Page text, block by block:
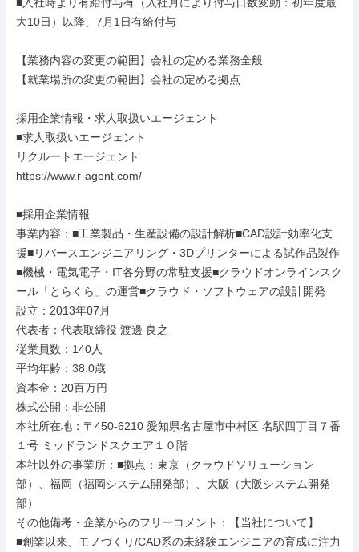
大10日）以降、7月1日有給付与
【業務内容の変更の範囲】会社の定める業務全般
【就業場所の変更の範囲】会社の定める拠点
採用企業情報・求人取扱いエージェント
■求人取扱いエージェント
リクルートエージェント
https://www.r-agent.com/
■採用企業情報
事業内容：■工業製品・生産設備の設計解析■CAD設計効率化支
援■リバースエンジニアリング・3Dプリンターによる試作品製作
■機械・電気電子・IT各分野の常駐支援■クラウドオンラインスク
ール「とらくら」の運営■クラウド・ソフトウェアの設計開発
設立：2013年07月
代表者：代表取締役 渡邊 良之
従業員数：140人
平均年齢：38.0歳
資本金：20百万円
株式公開：非公開
本社所在地：〒450-6210 愛知県名古屋市中村区 名駅四丁目７番
１号 ミッドランドスクエア１０階
本社以外の事業所：■拠点：東京（クラウドソリューション
部）、福岡（福岡システム開発部）、大阪（大阪システム開発
部）
その他備考・企業からのフリーコメント：【当社について】
■創業以来、モノづくり/CAD系の未経験エンジニアの育成に注力